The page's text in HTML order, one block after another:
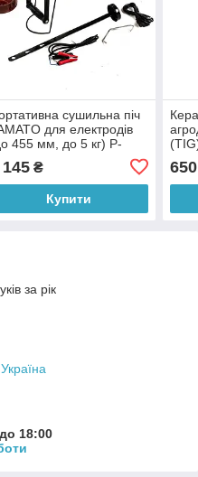
сушильна піч
для електродів
455 мм, до 5 кг) P-
₴
Купити
650
за рік
18:00